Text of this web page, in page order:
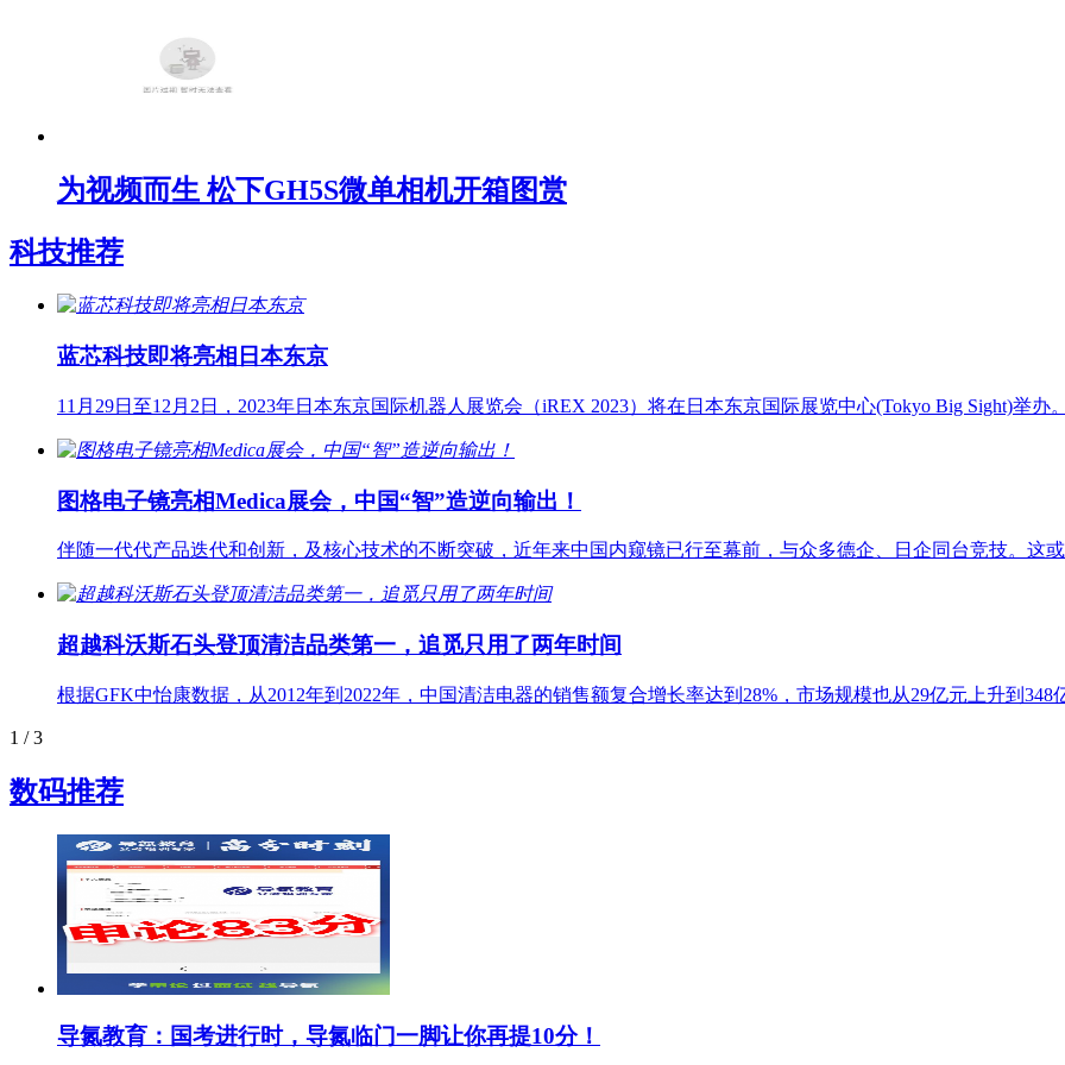
为视频而生 松下GH5S微单相机开箱图赏
科技推荐
蓝芯科技即将亮相日本东京
11月29日至12月2日，2023年日本东京国际机器人展览会（iREX 2023）将在日本东京国际展览中心(Tokyo Big Sight)举办
图格电子镜亮相Medica展会，中国“智”造逆向输出！
伴随一代代产品迭代和创新，及核心技术的不断突破，近年来中国内窥镜已行至幕前，与众多德企、日企同台竞技。这
超越科沃斯⽯头登顶清洁品类第⼀，追觅只⽤了两年时间
根据GFK中怡康数据，从2012年到2022年，中国清洁电器的销售额复合增长率达到28%，市场规模也从29亿元上升到
1 / 3
数码推荐
导氮教育：国考进行时，导氮临门一脚让你再提10分！